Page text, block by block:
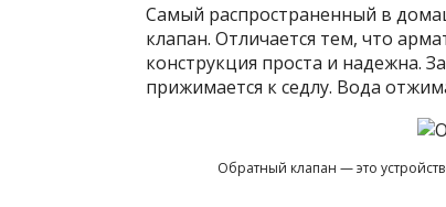
Самый распространенный в
клапан. Отличается тем, что
конструкция проста и надежна.
прижимается к седлу. Вода
Обратный клапан — это